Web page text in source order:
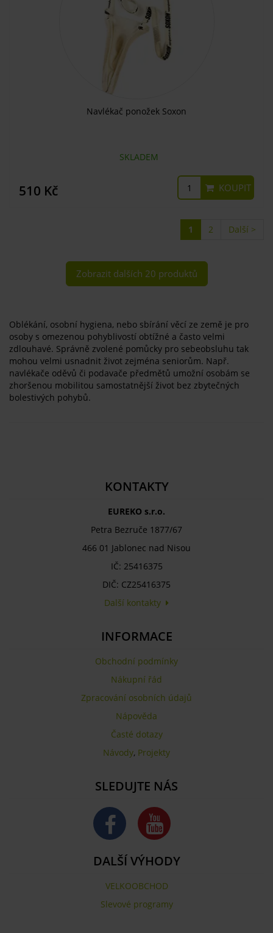
Navlékač ponožek Soxon
SKLADEM
510 Kč KOUPIT
1 2 Další >
Zobrazit dalších 20 produktů
Oblékání, osobní hygiena, nebo sbírání věcí ze země je pro
osoby s omezenou pohyblivostí obtížné a často velmi
zdlouhavé. Správně zvolené pomůcky pro sebeobsluhu tak
mohou velmi usnadnit život zejména seniorům. Např.
navlékače oděvů či podavače předmětů umožní osobám se
zhoršenou mobilitou samostatnější život bez zbytečných
bolestivých pohybů.
KONTAKTY
EUREKO s.r.o.
Petra Bezruče 1877/67
466 01 Jablonec nad Nisou
IČ: 25416375
DIČ: CZ25416375
Další kontakty
INFORMACE
Obchodní podmínky
Nákupní řád
Zpracování osobních údajů
Nápověda
Časté dotazy
Návody, Projekty
SLEDUJTE NÁS
DALŠÍ VÝHODY
VELKOOBCHOD
Slevové programy